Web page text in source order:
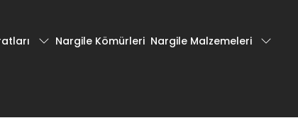
Nargile Kömürleri Nargile Malzemeleri